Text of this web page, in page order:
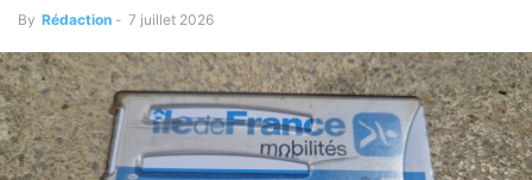
By Rédaction - 7 juillet 2026